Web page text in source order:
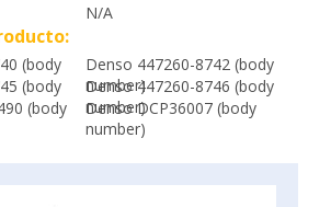
N/A
(body
Denso 447260-8742 (body
number)
(body
Denso 447260-8746 (body
number)
(body
Denso DCP36007 (body
number)